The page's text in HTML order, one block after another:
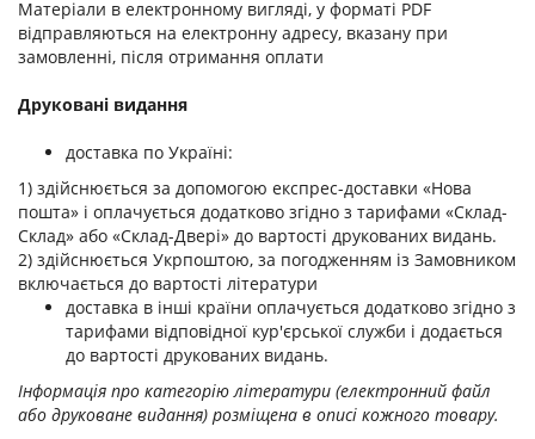
Матеріали в електронному вигляді, у форматі PDF
відправляються на електронну адресу, вказану при
замовленні, після отримання оплати
Друковані видання
доставка по Україні:
1) здійснюється за допомогою експрес-доставки «Нова
пошта» і оплачується додатково згідно з тарифами «Склад-
Склад» або «Склад-Двері» до вартості друкованих видань.
2) здійснюється Укрпоштою, за погодженням із Замовником
включається до вартості літератури
доставка в інші країни оплачується додатково згідно з
тарифами відповідної кур'єрської служби і додається
до вартості друкованих видань.
Інформація про категорію літератури (електронний файл
або друковане видання) розміщена в описі кожного товару.